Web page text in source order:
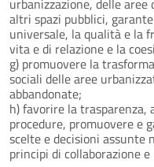
altri spazi pubblici,
universale, la qualità e la
vita e di relazione e la
g) promuovere la
sociali delle aree
abbandonate;
h) favorire la trasparenza,
procedure, promuovere e
scelte e decisioni assunte
principi di collaborazione e